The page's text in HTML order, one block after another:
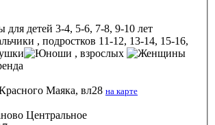
для детей 3-4, 5-6, 7-8, 9-10 лет
, подростков 11-12, 13-14, 15-16,
, взрослых
Маяка, вл28 на карте
Центральное